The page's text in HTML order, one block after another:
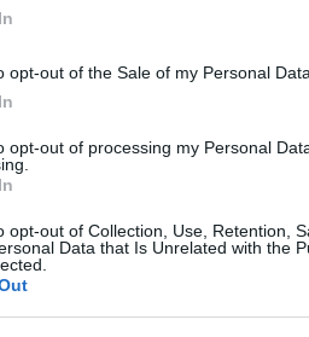
opt-out of the Sale of my Personal Data.
opt-out of processing my Personal
opt-out of Collection, Use, Retention,
Data that Is Unrelated with the
απλόχερα
που